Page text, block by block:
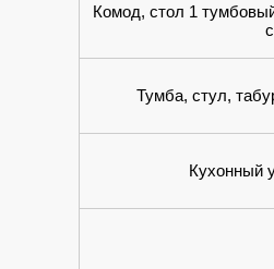
Комод, стол 1
Тумба, стул,
Кухонный